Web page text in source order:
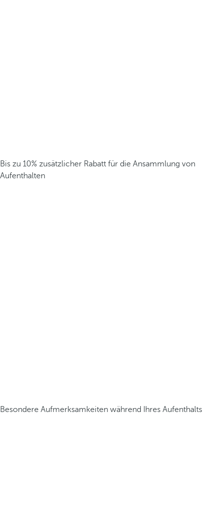
Bis zu 10% zusätzlicher Rabatt für die Ansammlung von
Aufenthalten
Besondere Aufmerksamkeiten während Ihres Aufenthalts